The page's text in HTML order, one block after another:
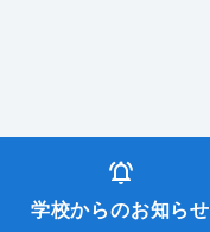
学校からのお知らせ